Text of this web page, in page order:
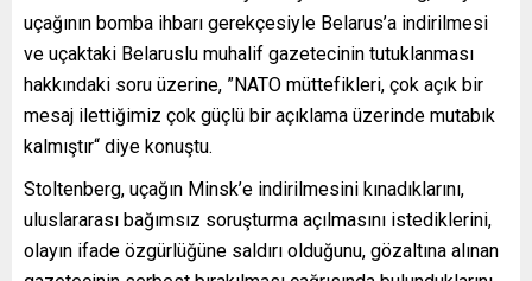
uçağının bomba ihbarı gerekçesiyle Belarus’a indirilmesi
ve uçaktaki Belaruslu muhalif gazetecinin tutuklanması
hakkındaki soru üzerine, ”NATO müttefikleri, çok açık bir
mesaj ilettiğimiz çok güçlü bir açıklama üzerinde mutabık
kalmıştır“ diye konuştu.
Stoltenberg, uçağın Minsk’e indirilmesini kınadıklarını,
uluslararası bağımsız soruşturma açılmasını istediklerini,
olayın ifade özgürlüğüne saldırı olduğunu, gözaltına alınan